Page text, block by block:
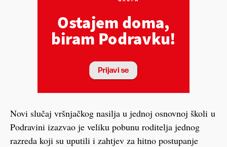
Novi slučaj vršnjačkog nasilja u jednoj osnovnoj školi u
Podravini izazvao je veliku pobunu roditelja jednog
razreda koji su uputili i zahtjev za hitno postupanje